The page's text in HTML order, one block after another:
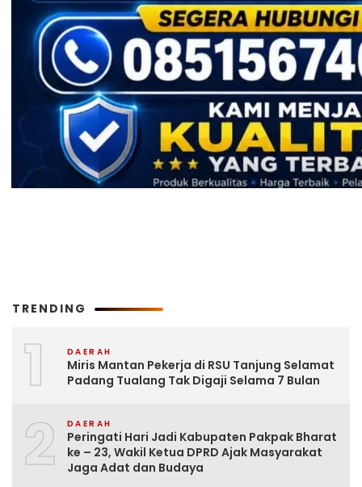
TRENDING
1 DAERAH
Miris Mantan Pekerja di RSU Tanjung Selamat
Padang Tualang Tak Digaji Selama 7 Bulan
2 DAERAH
Peringati Hari Jadi Kabupaten Pakpak Bharat
ke – 23, Wakil Ketua DPRD Ajak Masyarakat
Jaga Adat dan Budaya